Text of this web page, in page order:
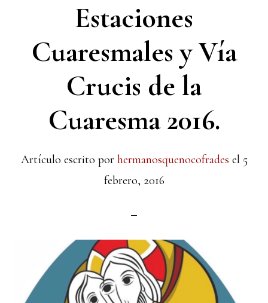
Estaciones
Cuaresmales y Vía
Crucis de la
Cuaresma 2016.
Artículo escrito por hermanosquenocofrades el 5
febrero, 2016